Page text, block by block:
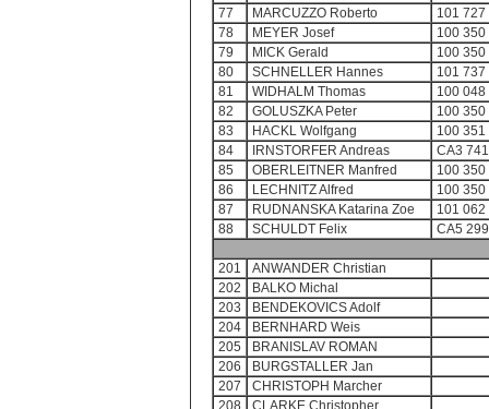
77
MARCUZZO Roberto
101
78
MEYER Josef
100
79
MICK Gerald
100
80
SCHNELLER Hannes
101
81
WIDHALM Thomas
100
82
GOLUSZKA Peter
100
83
HACKL Wolfgang
100
84
IRNSTORFER Andreas
CA3 741
85
OBERLEITNER Manfred
100
86
LECHNITZ Alfred
100
87
RUDNANSKA Katarina Zoe
101
88
SCHULDT Felix CA5 299
201
ANWANDER Christian
202
BALKO Michal
203
BENDEKOVICS Adolf
204
BERNHARD Weis
205
BRANISLAV ROMAN
206
BURGSTALLER Jan
207
CHRISTOPH Marcher
208
CLARKE Christopher